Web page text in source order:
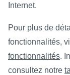
Internet.
Pour plus de
fonctionnalités,
fonctionnalités.
consultez notre